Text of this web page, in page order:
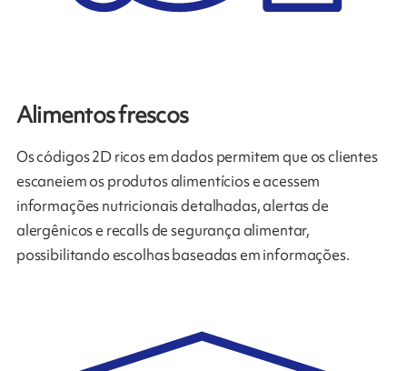
Alimentos frescos
Os códigos 2D ricos em dados permitem que os clientes
escaneiem os produtos alimentícios e acessem
informações nutricionais detalhadas, alertas de
alergênicos e recalls de segurança alimentar,
possibilitando escolhas baseadas em informações.